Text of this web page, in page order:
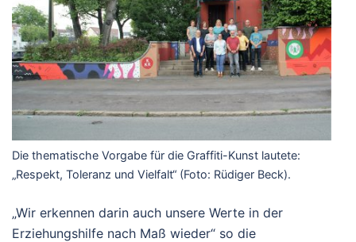
Die thematische Vorgabe für die Graffiti-Kunst lautete:
„Respekt, Toleranz und Vielfalt“ (Foto: Rüdiger Beck).
„Wir erkennen darin auch unsere Werte in der
Erziehungshilfe nach Maß wieder“ so die